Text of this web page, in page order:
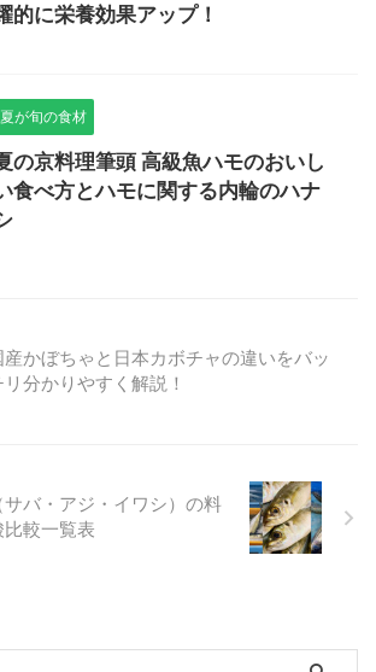
的に栄養効果アップ！
夏が旬の食材
の京料理筆頭 高級魚ハモのおいし
食べ方とハモに関する内輪のハナ
産かぼちゃと日本カボチャの違いをバッ
リ分かりやすく解説！
バ・アジ・イワシ）の料
較一覧表